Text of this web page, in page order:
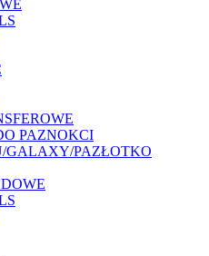
PAZNOKCI
GALAXY/PAZŁOTKO